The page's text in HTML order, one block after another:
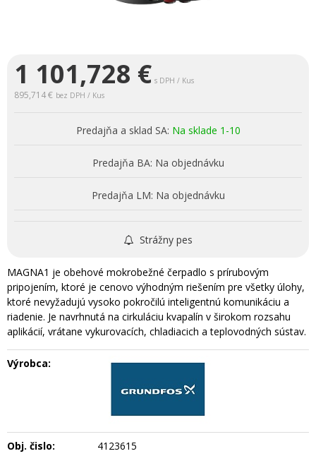
1 101,728 € s DPH / Kus
895,714 € bez DPH / Kus
Predajňa a sklad SA: Na sklade 1-10
Predajňa BA: Na objednávku
Predajňa LM: Na objednávku
Strážny pes
MAGNA1 je obehové mokrobežné čerpadlo s prírubovým
pripojením, ktoré je cenovo výhodným riešením pre všetky úlohy,
ktoré nevyžadujú vysoko pokročilú inteligentnú komunikáciu a
riadenie. Je navrhnutá na cirkuláciu kvapalín v širokom rozsahu
aplikácií, vrátane vykurovacích, chladiacich a teplovodných sústav.
Výrobca:
Obj. čislo:
4123615